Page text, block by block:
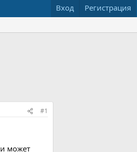
Вход Регистрация
#1
может